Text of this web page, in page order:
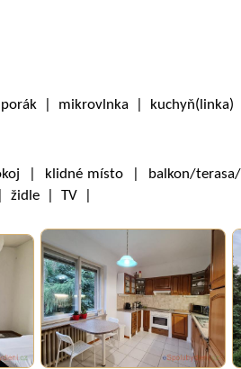
| mikrovlnka |
| klidné místo | balkon/
židle | TV |